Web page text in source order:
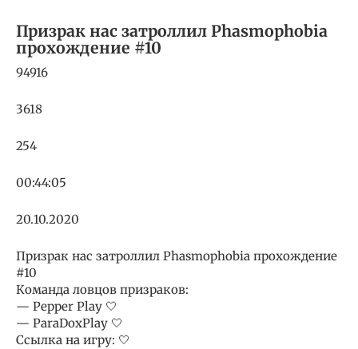
Призрак нас затроллил Phasmophobia
прохождение #10
94916
3618
254
00:44:05
20.10.2020
Призрак нас затроллил Phasmophobia прохождение
#10
Команда ловцов призраков:
— Pepper Play 🤍
— ParaDoxPlay 🤍
Ссылка на игру: 🤍